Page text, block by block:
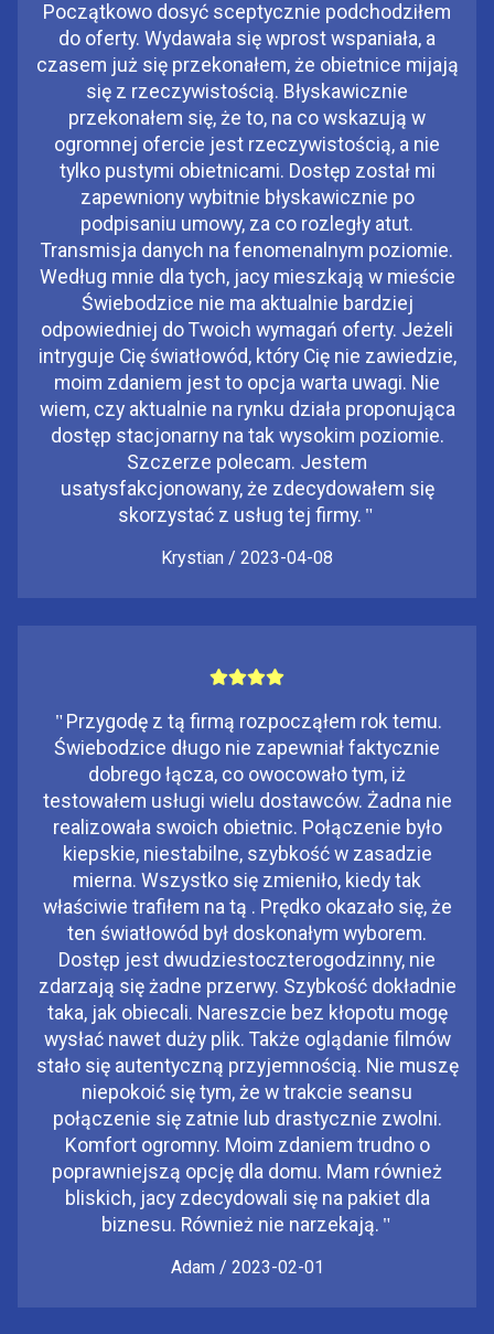
Początkowo dosyć sceptycznie podchodziłem
do oferty. Wydawała się wprost wspaniała, a
czasem już się przekonałem, że obietnice mijają
się z rzeczywistością. Błyskawicznie
przekonałem się, że to, na co wskazują w
ogromnej ofercie jest rzeczywistością, a nie
tylko pustymi obietnicami. Dostęp został mi
zapewniony wybitnie błyskawicznie po
podpisaniu umowy, za co rozległy atut.
Transmisja danych na fenomenalnym poziomie.
Według mnie dla tych, jacy mieszkają w mieście
Świebodzice nie ma aktualnie bardziej
odpowiedniej do Twoich wymagań oferty. Jeżeli
intryguje Cię światłowód, który Cię nie zawiedzie,
moim zdaniem jest to opcja warta uwagi. Nie
wiem, czy aktualnie na rynku działa proponująca
dostęp stacjonarny na tak wysokim poziomie.
Szczerze polecam. Jestem
usatysfakcjonowany, że zdecydowałem się
skorzystać z usług tej firmy. "
Krystian / 2023-04-08
" Przygodę z tą firmą rozpocząłem rok temu.
Świebodzice długo nie zapewniał faktycznie
dobrego łącza, co owocowało tym, iż
testowałem usługi wielu dostawców. Żadna nie
realizowała swoich obietnic. Połączenie było
kiepskie, niestabilne, szybkość w zasadzie
mierna. Wszystko się zmieniło, kiedy tak
właściwie trafiłem na tą . Prędko okazało się, że
ten światłowód był doskonałym wyborem.
Dostęp jest dwudziestoczterogodzinny, nie
zdarzają się żadne przerwy. Szybkość dokładnie
taka, jak obiecali. Nareszcie bez kłopotu mogę
wysłać nawet duży plik. Także oglądanie filmów
stało się autentyczną przyjemnością. Nie muszę
niepokoić się tym, że w trakcie seansu
połączenie się zatnie lub drastycznie zwolni.
Komfort ogromny. Moim zdaniem trudno o
poprawniejszą opcję dla domu. Mam również
bliskich, jacy zdecydowali się na pakiet dla
biznesu. Również nie narzekają. "
Adam / 2023-02-01